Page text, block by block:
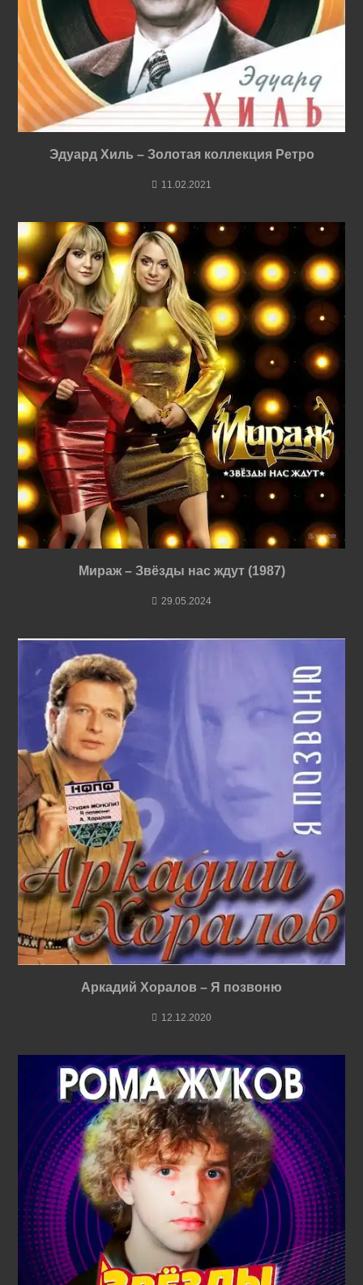
Эдуард Хиль – Золотая коллекция Ретро
11.02.2021
Мираж – Звёзды нас ждут (1987)
29.05.2024
Аркадий Хоралов – Я позвоню
12.12.2020